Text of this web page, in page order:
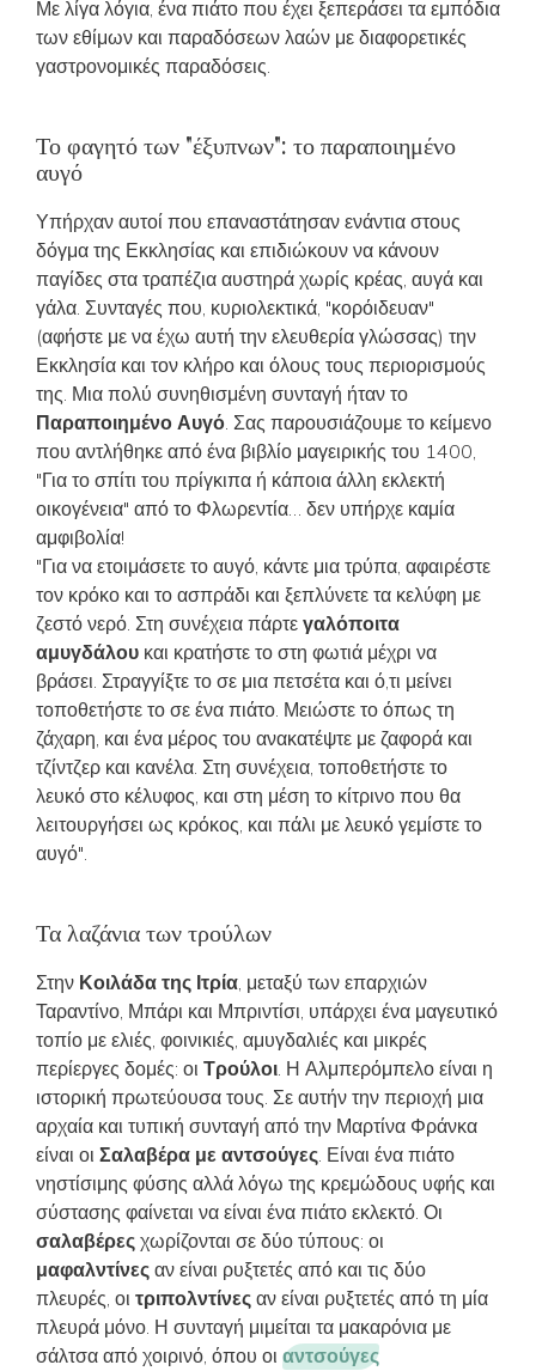
Με λίγα λόγια, ένα πιάτο που έχει ξεπεράσει τα εμπόδια
των εθίμων και παραδόσεων λαών με διαφορετικές
γαστρονομικές παραδόσεις.
Το φαγητό των "έξυπνων": το παραποιημένο
αυγό
Υπήρχαν αυτοί που επαναστάτησαν ενάντια στους
δόγμα της Εκκλησίας και επιδιώκουν να κάνουν
παγίδες στα τραπέζια αυστηρά χωρίς κρέας, αυγά και
γάλα. Συνταγές που, κυριολεκτικά, "κορόιδευαν"
(αφήστε με να έχω αυτή την ελευθερία γλώσσας) την
Εκκλησία και τον κλήρο και όλους τους περιορισμούς
της. Μια πολύ συνηθισμένη συνταγή ήταν το
Παραποιημένο Αυγό. Σας παρουσιάζουμε το κείμενο
που αντλήθηκε από ένα βιβλίο μαγειρικής του 1400,
"Για το σπίτι του πρίγκιπα ή κάποια άλλη εκλεκτή
οικογένεια" από το Φλωρεντία… δεν υπήρχε καμία
αμφιβολία!
"Για να ετοιμάσετε το αυγό, κάντε μια τρύπα, αφαιρέστε
τον κρόκο και το ασπράδι και ξεπλύνετε τα κελύφη με
ζεστό νερό. Στη συνέχεια πάρτεγαλόποιτα
αμυγδάλου και κρατήστε το στη φωτιά μέχρι να
βράσει. Στραγγίξτε το σε μια πετσέτα και ό,τι μείνει
τοποθετήστε το σε ένα πιάτο. Μειώστε το όπως τη
ζάχαρη, και ένα μέρος του ανακατέψτε με ζαφορά και
τζίντζερ και κανέλα. Στη συνέχεια, τοποθετήστε το
λευκό στο κέλυφος, και στη μέση το κίτρινο που θα
λειτουργήσει ως κρόκος, και πάλι με λευκό γεμίστε το
αυγό".
Τα λαζάνια των τρούλων
Στην Κοιλάδα της Ιτρία, μεταξύ των επαρχιών
Ταραντίνο, Μπάρι και Μπριντίσι, υπάρχει ένα μαγευτικό
τοπίο με ελιές, φοινικιές, αμυγδαλιές και μικρές
περίεργες δομές: οι Τρούλοι. Η Αλμπερόμπελο είναι η
ιστορική πρωτεύουσα τους. Σε αυτήν την περιοχή μια
αρχαία και τυπική συνταγή από την Μαρτίνα Φράνκα
είναι οι Σαλαβέρα με αντσούγες. Είναι ένα πιάτο
νηστίσιμης φύσης αλλά λόγω της κρεμώδους υφής και
σύστασης φαίνεται να είναι ένα πιάτο εκλεκτό. Οι
σαλαβέρεςχωρίζονται σε δύο τύπους: οι
μαφαλντίνεςαν είναι ρυξτετές από και τις δύο
πλευρές, οι τριπολντίνεςαν είναι ρυξτετές από τη μία
πλευρά μόνο. Η συνταγή μιμείται τα μακαρόνια με
σάλτσα από χοιρινό, όπου οι αντσούγες